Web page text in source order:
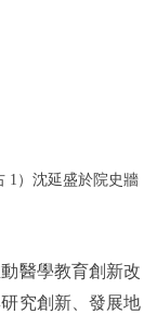
1）沈延盛於院史牆
醫學教育創新改
究創新、發展地